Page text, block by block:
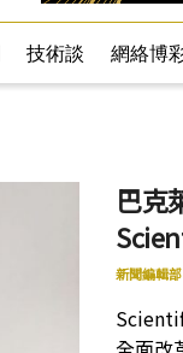
技術談 網絡博
巴克
新聞編輯部